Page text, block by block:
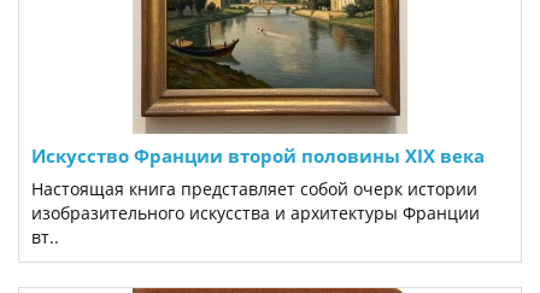
Искусство Франции второй половины XIX века
Настоящая книга представляет собой очерк истории
изобразительного искусства и архитектуры Франции
вт..